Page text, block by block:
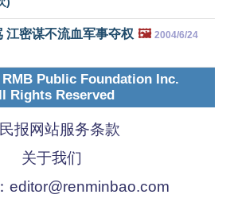
江密谋不流血军事夺权 🖼️ 2004/6/24
Public Foundation Inc.
Rights Reserved
报网站服务条款
关于我们
editor@renminbao.com